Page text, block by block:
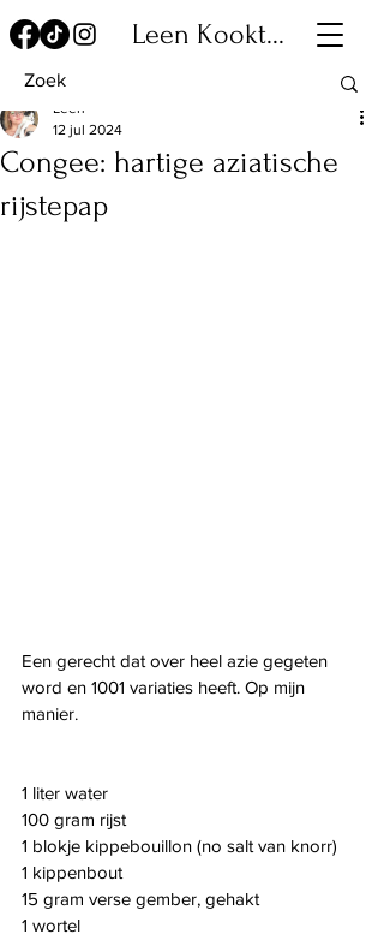
Leen Kookt...
Congee: hartige aziatische
rijstepap
Leen
12 jul 2024
Een gerecht dat over heel azie gegeten
word en 1001 variaties heeft. Op mijn
manier.
1 liter water
100 gram rijst
1 blokje kippebouillon (no salt van knorr)
1 kippenbout
15 gram verse gember, gehakt
1 wortel